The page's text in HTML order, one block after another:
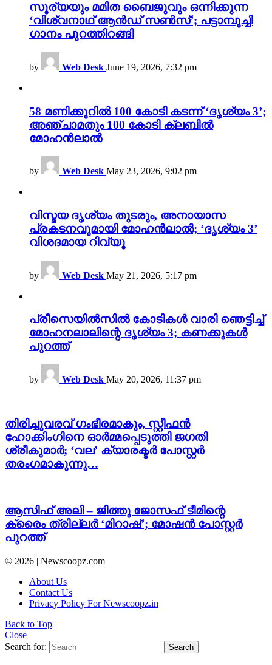
സൂര്യയും മമിത ബൈജുവും ഒന്നിക്കുന്ന
‘വിശ്വനാഥ് ആൻഡ് സൺസ്’; പട്ടാമ്പൂച്ചി
ഗാനം പുറത്തിറങ്ങി
by Web Desk June 19, 2026, 7:32 pm
58 മണിക്കൂറിൽ 100 കോടി കടന്ന് ‘ദൃശ്യം 3’;
അഞ്ചാമതും 100 കോടി ക്ലബിൽ
മോഹൻലാൽ
by Web Desk May 23, 2026, 9:02 pm
വിസ്മയ ദൃശ്യം തുടരും, അനായാസ
പ്രകടനവുമായി മോഹൻലാൽ; ‘ദൃശ്യം 3’
വിശദമായ റിവ്യൂ
by Web Desk May 21, 2026, 5:17 pm
പ്രീസെയിൽസിൽ കോടികൾ വാരി ഞെട്ടിച്ച്
മോഹനലാലിന്റെ ദൃശ്യം 3; കണക്കുകൾ
പുറത്ത്
by Web Desk May 20, 2026, 11:37 pm
തിരിച്ചുവരവ് ഗംഭീരമാകും, സ്റ്റീഫൻ
ഹോക്കിംഗിനെ ഓർമ്മപ്പെടുത്തി ജഗതി
ശ്രീകുമാർ; ‘വല’ ക്യാരക്ടർ പോസ്റ്റർ
തരംഗമാകുന്നു…
ആസിഫ് അലി – ജിത്തു ജോസഫ് ടീമിന്റെ
ക്രൈം ത്രില്ലർ ‘മിറാഷ്’; മോഷൻ പോസ്റ്റർ
പുറത്ത്
© 2026 | Newscoopz.com
About Us
Contact Us
Privacy Policy For Newscoopz.in
Back to Top
Close
Search for:
Search